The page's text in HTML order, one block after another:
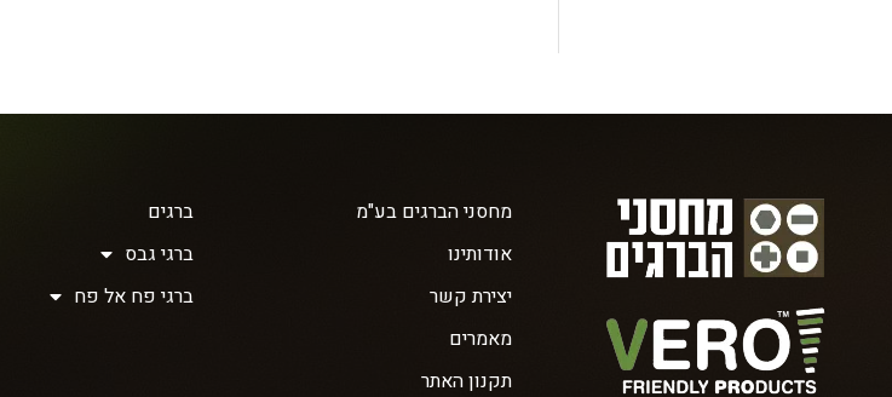
מחסני הברגים בע"מ
אודותינו
יצירת קשר
מאמרים
תקנון האתר
ברגים
ברגי גבס
ברגי פח אל פח